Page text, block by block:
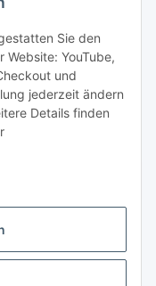
Sie den
Website: YouTube,
und
jederzeit ändern
Details finden
zzgl.